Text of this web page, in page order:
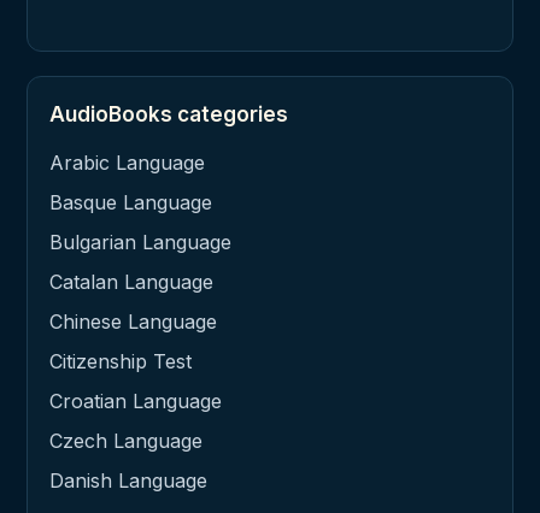
AudioBooks categories
Arabic Language
Basque Language
Bulgarian Language
Catalan Language
Chinese Language
Citizenship Test
Croatian Language
Czech Language
Danish Language